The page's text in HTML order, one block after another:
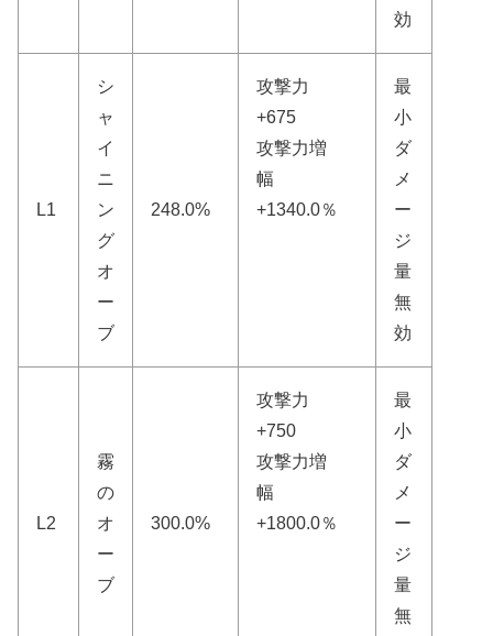
効
L1
シ
ャ
イ
ニ
ン
グ
オ
ー
ブ
248.0%
攻撃力
+675
攻撃力増
幅
+1340.0％
最
小
ダ
メ
ー
ジ
量
無
効
L2
霧
の
オ
ー
ブ
300.0%
攻撃力
+750
攻撃力増
幅
+1800.0％
最
小
ダ
メ
ー
ジ
量
無